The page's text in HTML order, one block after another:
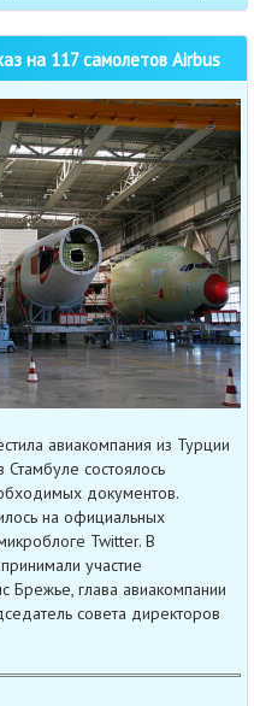
на 117 самолетов Airbus
авиакомпания из Турции
состоялось
документов.
на официальных
Twitter. В
участие
Брежье, глава авиакомпании
совета директоров